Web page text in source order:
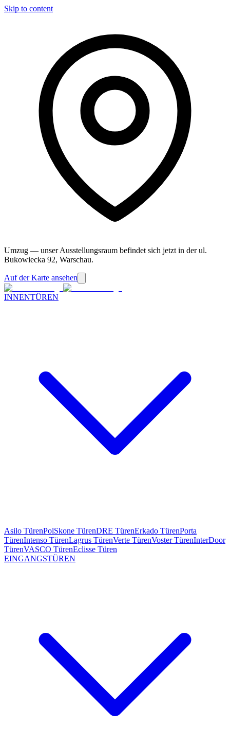
Skip to content
Umzug — unser Ausstellungsraum befindet sich jetzt in der ul.
Bukowiecka 92, Warschau.
Auf der Karte ansehen
INNENTÜREN
Asilo TürenPolSkone TürenDRE TürenErkado TürenPorta
TürenIntenso TürenLagrus TürenVerte TürenVoster TürenInterDoor
TürenVASCO TürenEclisse Türen
EINGANGSTÜREN